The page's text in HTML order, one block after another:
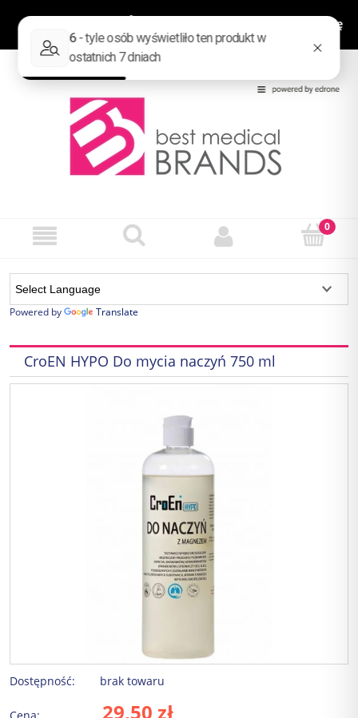
Zaloguj się
Powered by Translate
CroEN HYPO Do mycia naczyń 750 ml
Dostępność: brak towaru
29,50 zł